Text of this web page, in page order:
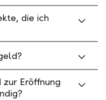
die ich
Eröffnung